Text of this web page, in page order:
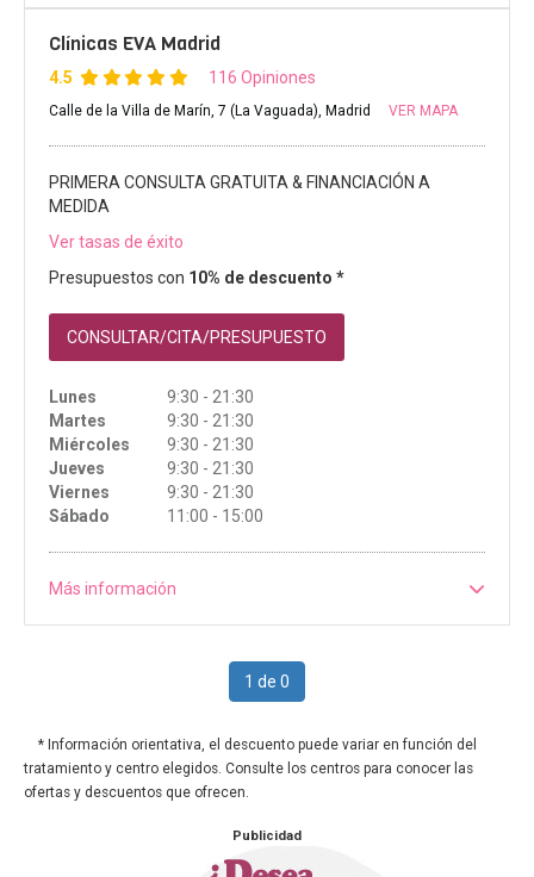
Clínicas EVA Madrid
4.5 116 Opiniones
Calle de la Villa de Marín, 7 (La Vaguada), Madrid VER MAPA
PRIMERA CONSULTA GRATUITA & FINANCIACIÓN A
MEDIDA
Ver tasas de éxito
Presupuestos con 10% de descuento *
CONSULTAR/CITA/PRESUPUESTO
Lunes
9:30 - 21:30
Martes
9:30 - 21:30
Miércoles
9:30 - 21:30
Jueves
9:30 - 21:30
Viernes
9:30 - 21:30
Sábado
11:00 - 15:00
Más información
1 de 0
* Información orientativa, el descuento puede variar en función del
tratamiento y centro elegidos. Consulte los centros para conocer las
ofertas y descuentos que ofrecen.
Publicidad